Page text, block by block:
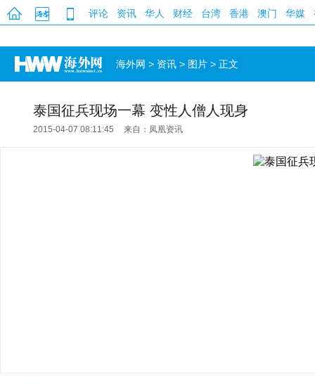
评论 资讯 华人 财经 台湾 香港 澳门 华媒
海外网 > 资讯 > 图片 > 正文
泰国征兵现场一幕 变性人僧人现身
2015-04-07 08:11:45 来自：凤凰资讯